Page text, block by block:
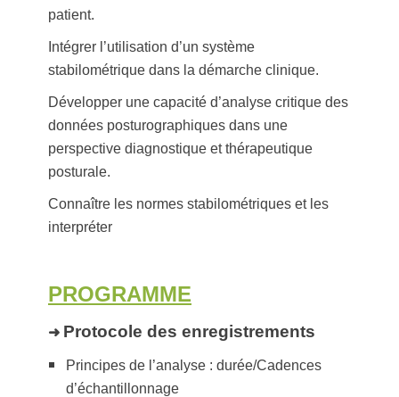
patient.
Intégrer l’utilisation d’un système
stabilométrique dans la démarche clinique.
Développer une capacité d’analyse critique des
données posturographiques dans une
perspective diagnostique et thérapeutique
posturale.
Connaître les normes stabilométriques et les
interpréter
PROGRAMME
➜ Protocole des enregistrements
Principes de l’analyse : durée/Cadences
d’échantillonnage